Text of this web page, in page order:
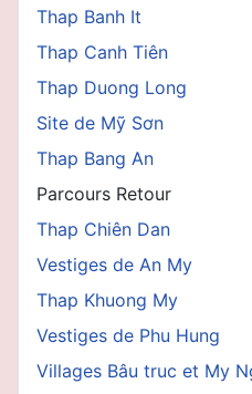
Thap Banh It
Thap Canh Tiên
Thap Duong Long
Site de Mỹ Sơn
Thap Bang An
Parcours Retour
Thap Chiên Dan
Vestiges de An My
Thap Khuong My
Vestiges de Phu Hung
Villages Bâu truc et My